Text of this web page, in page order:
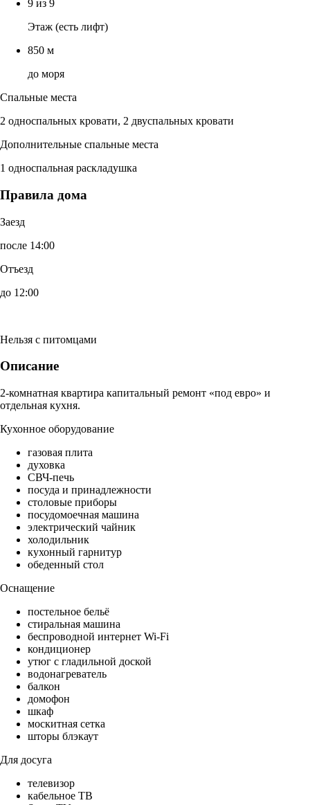
9 из 9
Этаж (есть лифт)
850 м
до моря
Спальные места
2 односпальных кровати, 2 двуспальных кровати
Дополнительные спальные места
1 односпальная раскладушка
Правила дома
Заезд
после 14:00
Отъезд
до 12:00
Нельзя с питомцами
Описание
2-комнатная квартира капитальный ремонт «под евро» и
отдельная кухня.
Кухонное оборудование
газовая плита
духовка
СВЧ-печь
посуда и принадлежности
столовые приборы
посудомоечная машина
электрический чайник
холодильник
кухонный гарнитур
обеденный стол
Оснащение
постельное бельё
стиральная машина
беспроводной интернет Wi-Fi
кондиционер
утюг с гладильной доской
водонагреватель
балкон
домофон
шкаф
москитная сетка
шторы блэкаут
Для досуга
телевизор
кабельное ТВ